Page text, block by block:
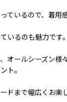
ているので、着用
いるのも魅力です。
オールシーズン様
ト。
ドまで幅広くお楽